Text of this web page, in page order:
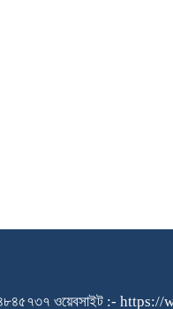
ওয়েবসাইট :-